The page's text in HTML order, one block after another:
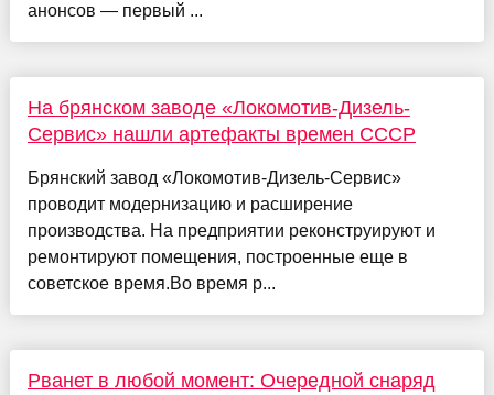
анонсов — первый ...
На брянском заводе «Локомотив-Дизель-
Сервис» нашли артефакты времен СССР
Брянский завод «Локомотив-Дизель-Сервис»
проводит модернизацию и расширение
производства. На предприятии реконструируют и
ремонтируют помещения, построенные еще в
советское время.Во время р...
Рванет в любой момент: Очередной снаряд